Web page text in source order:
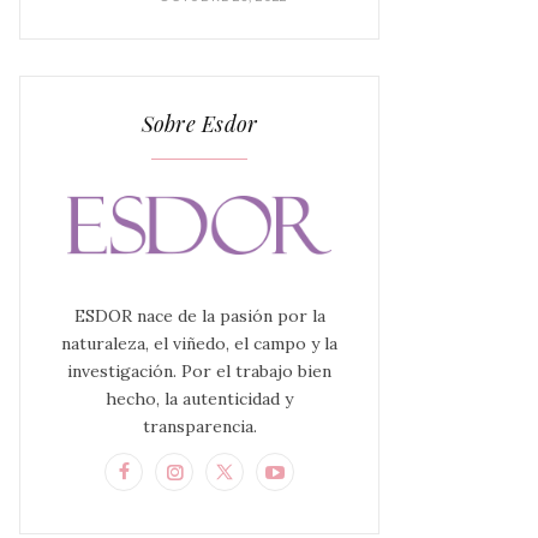
Sobre Esdor
ESDOR nace de la pasión por la
naturaleza, el viñedo, el campo y la
investigación. Por el trabajo bien
hecho, la autenticidad y
transparencia.